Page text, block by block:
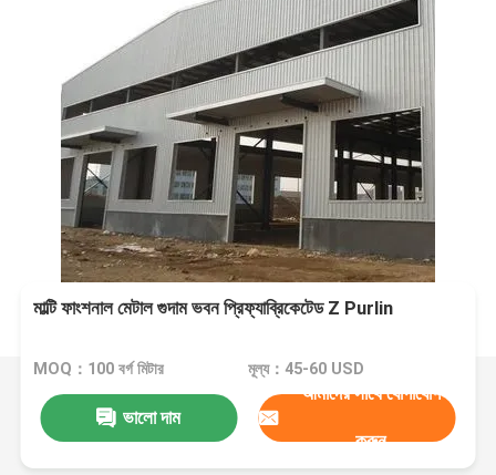
মাল্টি ফাংশনাল মেটাল গুদাম ভবন প্রিফ্যাব্রিকেটেড Z Purlin
MOQ：100 বর্গ মিটার মূল্য：45-60 USD
ভালো দাম
আমাদের সাথে যোগাযোগ
করুন